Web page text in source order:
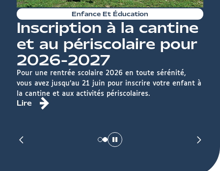
Enfance Et Éducation
Inscription à la cantine
et au périscolaire pour
2026-2027
Pour une rentrée scolaire 2026 en toute sérénité,
vous avez jusqu’au 21 juin pour inscrire votre enfant à
la cantine et aux activités périscolaires.
Lire